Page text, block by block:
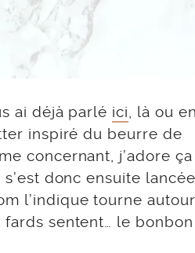
ai déjà parlé ici , là ou
inspiré du beurre de
concernant, j’adore
donc ensuite
l’indique tourne
sentent… le bonbon